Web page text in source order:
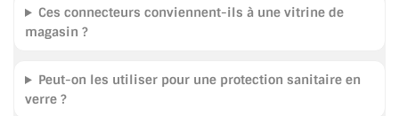
Ces connecteurs conviennent-ils à une vitrine de
magasin ?
Peut-on les utiliser pour une protection sanitaire en
verre ?